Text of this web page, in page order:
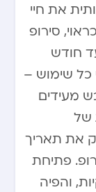
את חיי
סירופ
חודש
כל שימוש –
מעידים
של
את תאריך
פתיחת
והפיה